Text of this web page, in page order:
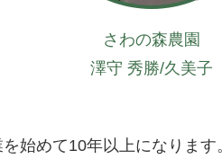
さわの森農園
澤守 秀勝/久美子
始めて10年以上になりま